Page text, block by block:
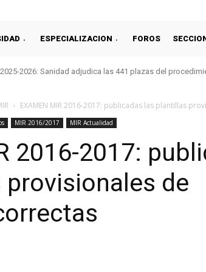
ESPECIALIZACION FOROS
2025-2026: Sanidad adjudica las 441 plazas del
EXAMEN MIR 2016-2017: publicadas las plantillas
MIR 2016/2017 MIR Actualidad
2016-2017:
provisionales de